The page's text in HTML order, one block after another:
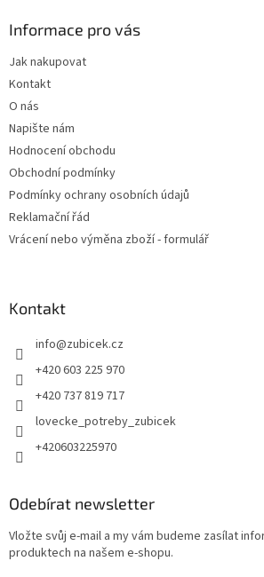
Informace pro vás
Jak nakupovat
Kontakt
O nás
Napište nám
Hodnocení obchodu
Obchodní podmínky
Podmínky ochrany osobních údajů
Reklamační řád
Vrácení nebo výměna zboží - formulář
Kontakt
info@zubicek.cz
+420 603 225 970
+420 737 819 717
lovecke_potreby_zubicek
+420603225970
Odebírat newsletter
Vložte svůj e-mail a my vám budeme zasílat
produktech na našem e-shopu.